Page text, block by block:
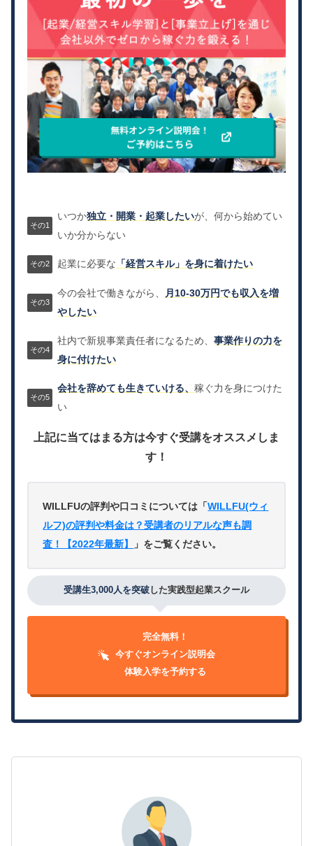
いつか独立・開業・起業したいが、何から始めてい
いか分からない
起業に必要な 「経営スキル」を身に着けたい
今の会社で働きながら、
月10-30万円でも収入を増
やしたい
社内で新規事業責任者になるため、事業作りの力を
身に付けたい
会社を辞めても生きていける、稼ぐ力を身につけた
い
上記に当てはまる方は今すぐ受講をオススメしま
す！
WILLFUの評判や口コミについては「WILLFU(ウィ
ルフ)の評判や料金は？受講者のリアルな声も調
査！【2022年最新】
」をご覧ください。
受講生3,000人を突破 した実践型起業スクール
完全無料！
今すぐオンライン説明会
体験入学を予約する